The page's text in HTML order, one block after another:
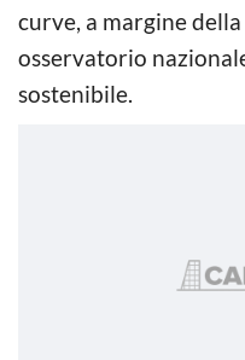
curve, a margine
osservatorio
sostenibile.